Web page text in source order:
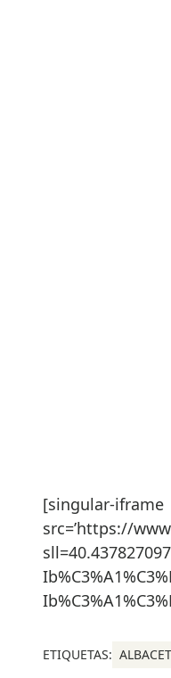
[singular-iframe
src=’https://
ETIQUETAS: